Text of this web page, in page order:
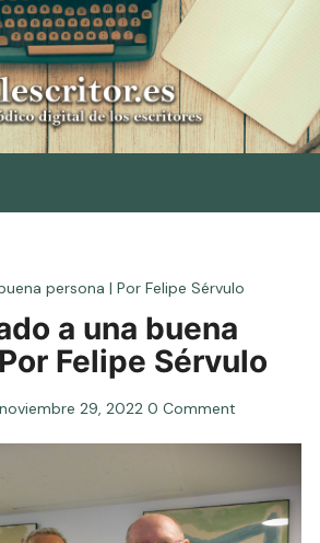
los escritores
persona | Por Felipe Sérvulo
a una buena
Felipe Sérvulo
noviembre 29, 2022 0 Comment